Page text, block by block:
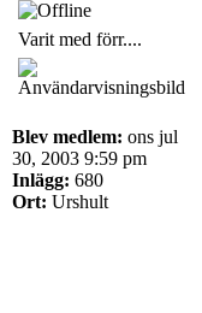
Varit med förr....
Blev medlem: ons jul
30, 2003 9:59 pm
Inlägg: 680
Ort: Urshult